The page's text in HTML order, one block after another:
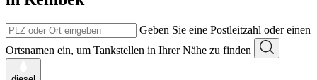
Geben Sie eine Postleitzahl oder einen
Ortsnamen ein, um Tankstellen in Ihrer Nähe zu finden